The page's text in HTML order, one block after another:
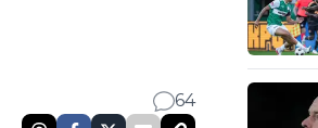
64